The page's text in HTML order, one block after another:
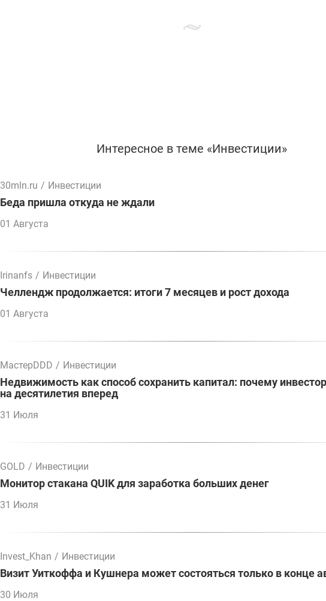
Интересное в теме «Инвестиции»
30mln.ru / Инвестиции
Беда пришла откуда не ждали
01 Августа
Irinanfs / Инвестиции
Челлендж продолжается: итоги 7 месяцев и рост дохода
01 Августа
МастерDDD / Инвестиции
Недвижимость как способ сохранить капитал: почему
на десятилетия вперед
31 Июля
GOLD / Инвестиции
Монитор стакана QUIK для заработка больших денег
31 Июля
Invest_Khan / Инвестиции
Визит Уиткоффа и Кушнера может состояться только в конце
30 Июля